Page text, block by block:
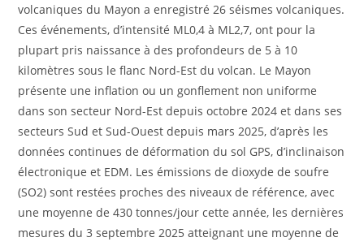
volcaniques du Mayon a enregistré 26 séismes volcaniques.
Ces événements, d’intensité ML0,4 à ML2,7, ont pour la
plupart pris naissance à des profondeurs de 5 à 10
kilomètres sous le flanc Nord-Est du volcan. Le Mayon
présente une inflation ou un gonflement non uniforme
dans son secteur Nord-Est depuis octobre 2024 et dans ses
secteurs Sud et Sud-Ouest depuis mars 2025, d’après les
données continues de déformation du sol GPS, d’inclinaison
électronique et EDM. Les émissions de dioxyde de soufre
(SO2) sont restées proches des niveaux de référence, avec
une moyenne de 430 tonnes/jour cette année, les dernières
mesures du 3 septembre 2025 atteignant une moyenne de